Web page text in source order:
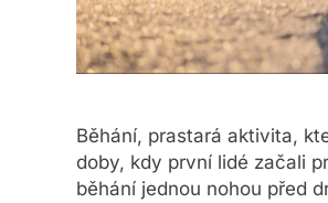
Běhání, prastará aktivita,
doby, kdy první lidé začali
běhání jednou nohou před